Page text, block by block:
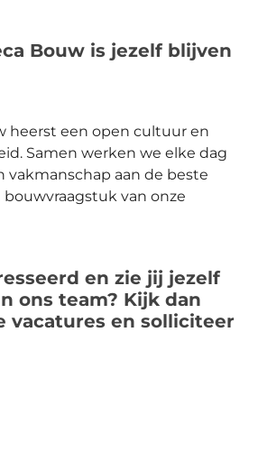
Bouw is jezelf blijven
heerst een open cultuur en
Samen werken we elke dag
vakmanschap aan de beste
van onze
en zie jij jezelf
ons team? Kijk dan
vacatures en solliciteer